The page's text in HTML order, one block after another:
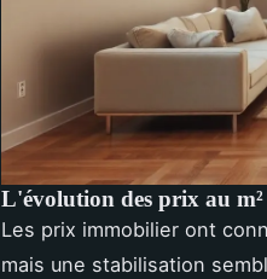
L'évolution des prix au
Les prix immobilier ont
mais une stabilisation